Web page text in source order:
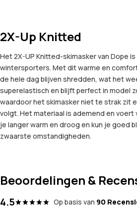
2X-Up Knitted
Het 2X-UP Knitted-skimasker van Dope
wintersporters. Met dit warme en
de hele dag blijven shredden, wat het
superelastisch en blijft perfect in model
waardoor het skimasker niet te strak zit
volgt. Het materiaal is ademend en voert
je langer warm en droog en kun je goed
zwaarste omstandigheden.
Beoordelingen &
4.5 Op basis van 90